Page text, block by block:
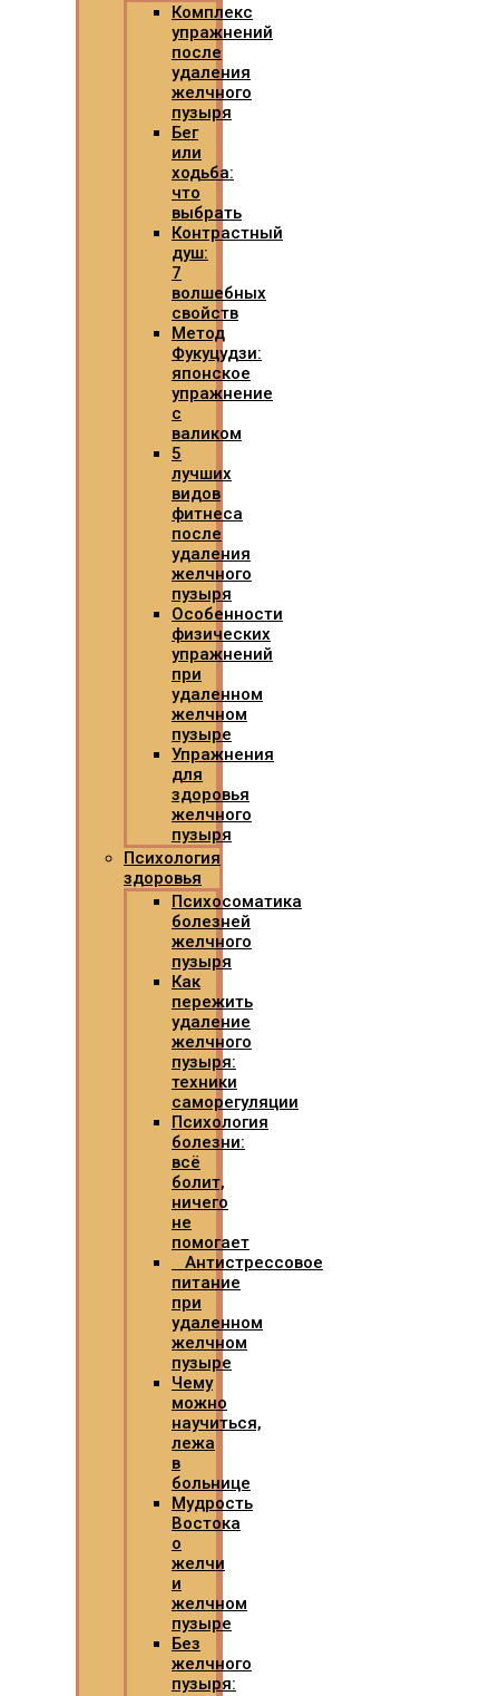
Комплекс
упражнений
после
удаления
желчного
пузыря
Бег
или
ходьба:
что
выбрать
Контрастный
душ:
7
волшебных
свойств
Метод
Фукуцудзи:
японское
упражнение
с
валиком
5
лучших
видов
фитнеса
после
удаления
желчного
пузыря
Особенности
физических
упражнений
при
удаленном
желчном
пузыре
Упражнения
для
здоровья
желчного
пузыря
Психология
здоровья
Психосоматика
болезней
желчного
пузыря
Как
пережить
удаление
желчного
пузыря:
техники
саморегуляции
Психология
болезни:
всё
болит,
ничего
не
помогает
Антистрессовое
питание
при
удаленном
желчном
пузыре
Чему
можно
научиться,
лежа
в
больнице
Мудрость
Востока
о
желчи
и
желчном
пузыре
Без
желчного
пузыря: